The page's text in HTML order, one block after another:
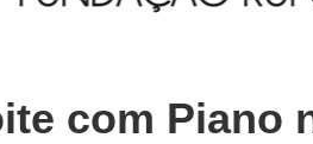
com Piano